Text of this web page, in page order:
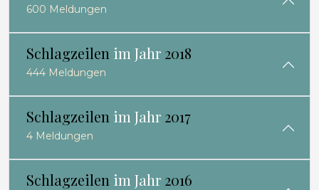
600 Meldungen
Schlagzeilen im Jahr 2018
444 Meldungen
Schlagzeilen im Jahr 2017
4 Meldungen
Schlagzeilen im Jahr 2016